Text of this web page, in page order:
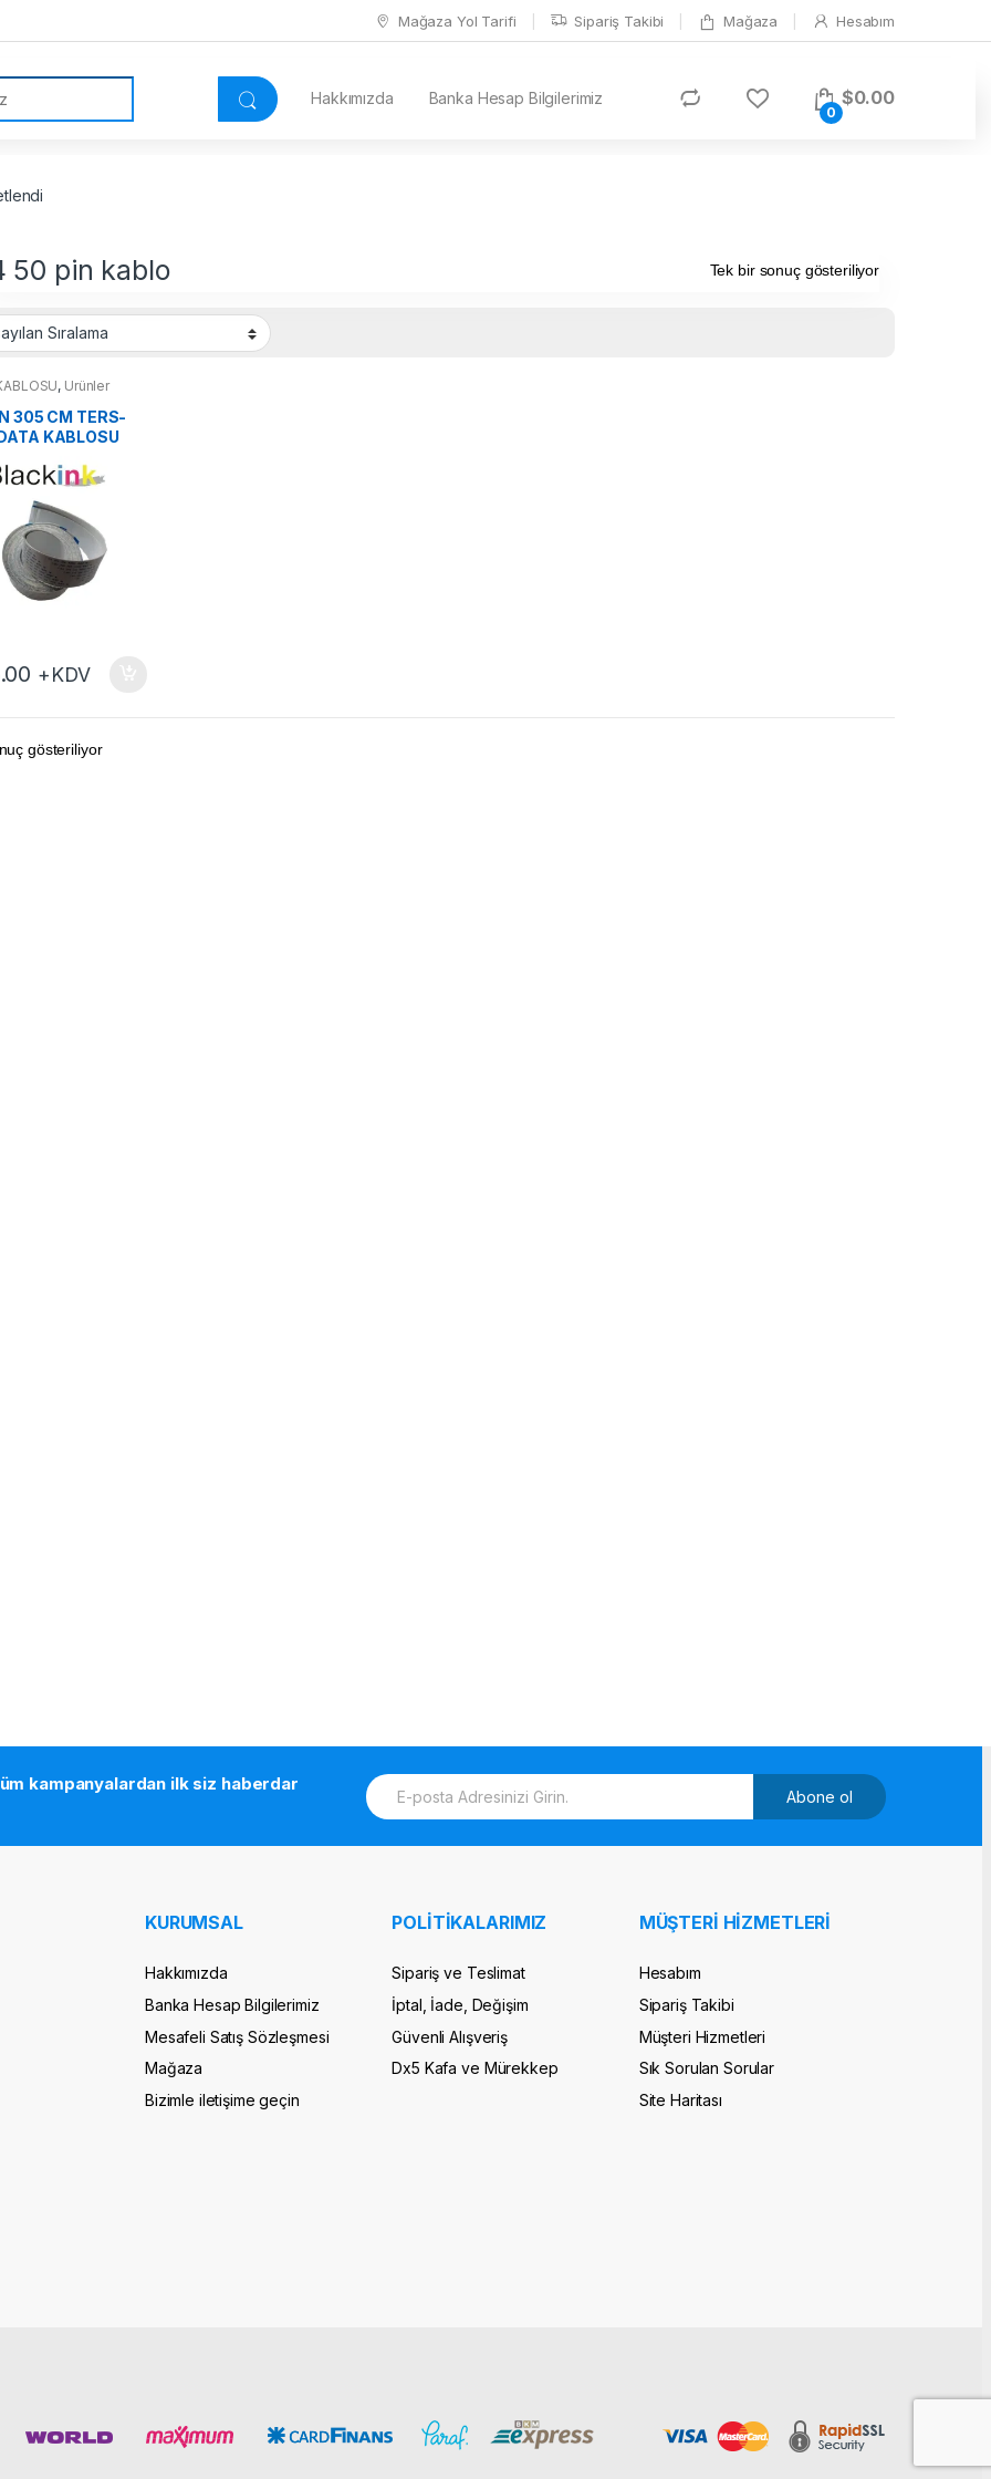
Mağaza Yol Tarifi Sipariş Takibi Mağaza Hesabım
Hakkımızda Banka Hesap Bilgilerimiz
0
$0.00
50 pin kablo Tek bir sonuç gösteriliyor
, Ürünler
305 CM TERS-
KABLOSU
+KDV
gösteriliyor
kampanyalardan ilk siz haberdar
E
m
i
Abone ol
KURUMSAL
Hakkımızda
Banka Hesap Bilgilerimiz
Mesafeli Satış Sözleşmesi
Mağaza
Bizimle iletişime geçin
POLİTİKALARIMIZ
Sipariş ve Teslimat
İptal, İade, Değişim
Güvenli Alışveriş
Dx5 Kafa ve Mürekkep
MÜŞTERİ HİZMETLERİ
Hesabım
Sipariş Takibi
Müşteri Hizmetleri
Sık Sorulan Sorular
Site Haritası